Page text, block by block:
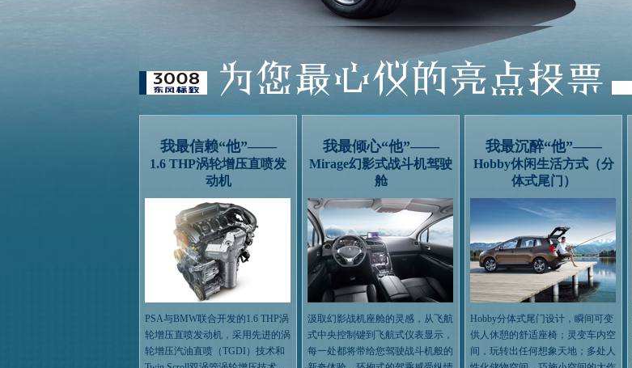
我最信赖“他”——
1.6 THP涡轮增压直喷发
动机
PSA与BMW联合开发的1.6 THP涡
轮增压直喷发动机，采用先进的涡
轮增压汽油直喷（TGDI）技术和
我最倾心“他”——
Mirage幻影式战斗机驾驶
舱
汲取幻影战机座舱的灵感，从飞航
式中央控制键到飞航式仪表显示，
每一处都将带给您驾驶战斗机般的
我最沉醉“他”——
Hobby休闲生活方式（分
体式尾门）
Hobby分体式尾门设计，瞬间可变
供人休憩的舒适座椅；灵变车内空
间，玩转出任何想象天地；多处人